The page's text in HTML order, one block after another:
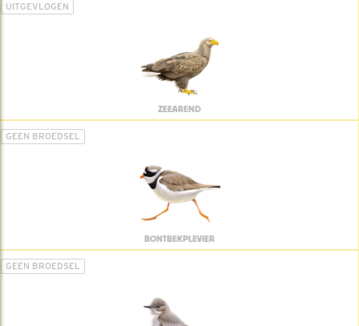
UITGEVLOGEN
ZEEAREND
GEEN BROEDSEL
BONTBEKPLEVIER
GEEN BROEDSEL